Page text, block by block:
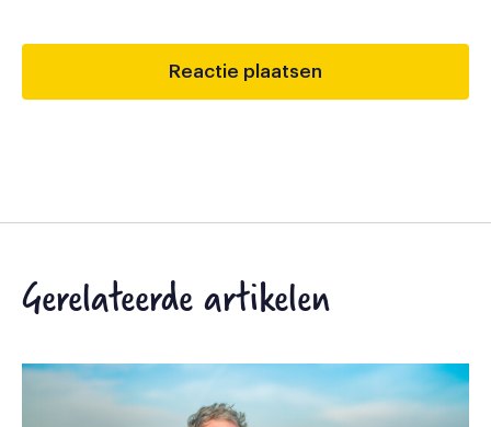
Gerelateerde artikelen